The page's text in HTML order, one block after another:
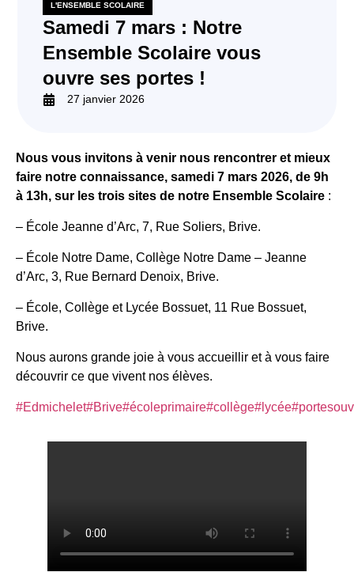
L'ENSEMBLE SCOLAIRE
Samedi 7 mars : Notre
Ensemble Scolaire vous
ouvre ses portes !
27 janvier 2026
Nous vous invitons à venir nous rencontrer et mieux
faire notre connaissance, samedi 7 mars 2026, de 9h
à 13h, sur les trois sites de notre Ensemble Scolaire :
– École Jeanne d’Arc, 7, Rue Soliers, Brive.
– École Notre Dame, Collège Notre Dame – Jeanne
d’Arc, 3, Rue Bernard Denoix, Brive.
– École, Collège et Lycée Bossuet, 11 Rue Bossuet,
Brive.
Nous aurons grande joie à vous accueillir et à vous faire
découvrir ce que vivent nos élèves.
#Edmichelet#Brive#écoleprimaire#collège#lycée